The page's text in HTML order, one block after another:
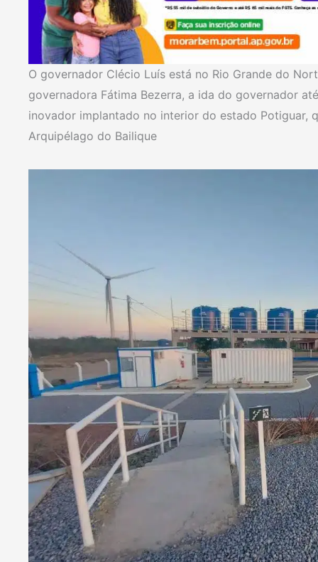
O governador Clécio Luís está no Rio Grande do
governadora Fátima Bezerra, a ida do governador
inovador implantado no interior do estado Potiguar,
Arquipélago do Bailique